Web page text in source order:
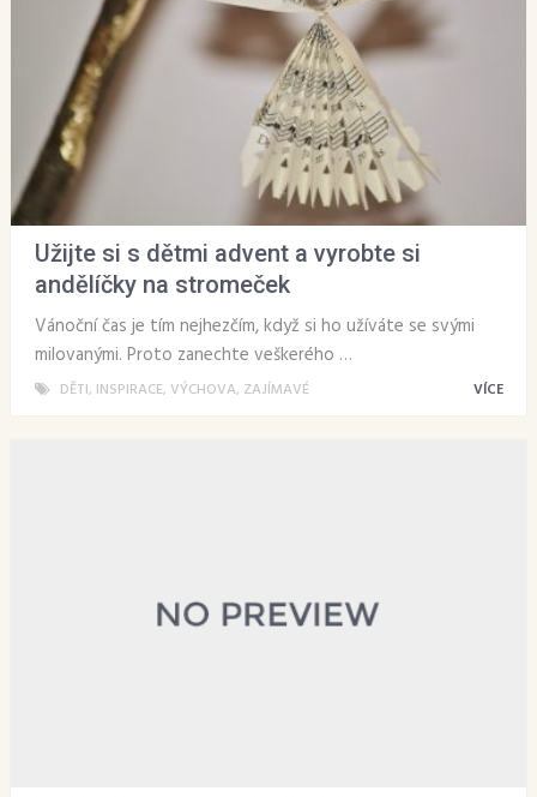
Užijte si s dětmi advent a vyrobte si
andělíčky na stromeček
Vánoční čas je tím nejhezčím, když si ho užíváte se svými
milovanými. Proto zanechte veškerého …
DĚTI, INSPIRACE, VÝCHOVA, ZAJÍMAVÉ VÍCE